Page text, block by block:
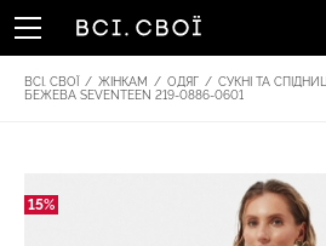
ВСІ. СВОЇ / ЖІНКАМ / ОДЯГ / СУКНІ ТА СПІДНИЦІ
БЕЖЕВА SEVENTEEN 219-0886-0601
15%